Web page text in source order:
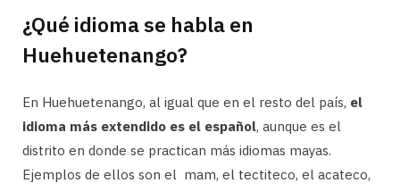
¿Qué idioma se habla en
Huehuetenango?
En Huehuetenango, al igual que en el resto del país, el
idioma más extendido es el español, aunque es el
distrito en donde se practican más idiomas mayas.
Ejemplos de ellos son el mam, el tectiteco, el acateco,